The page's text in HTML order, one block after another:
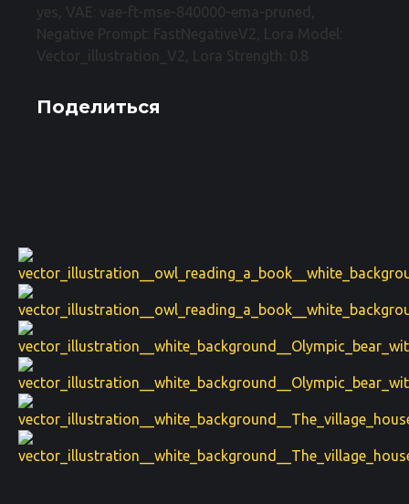
yes, VAE: vae-ft-mse-840000-ema-pruned,
Negative Prompt: FastNegativeV2, Lora Model:
Vector_illustration_V2, Lora Strength: 0.8
Поделиться